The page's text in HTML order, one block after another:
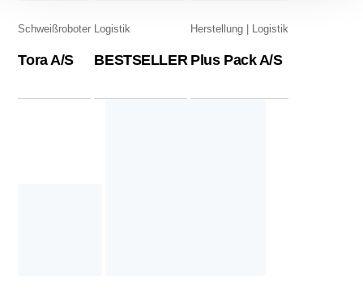
Schweißroboter
Tora A/S
Logistik
BESTSELLER
Herstellung Logistik
Plus Pack A/S